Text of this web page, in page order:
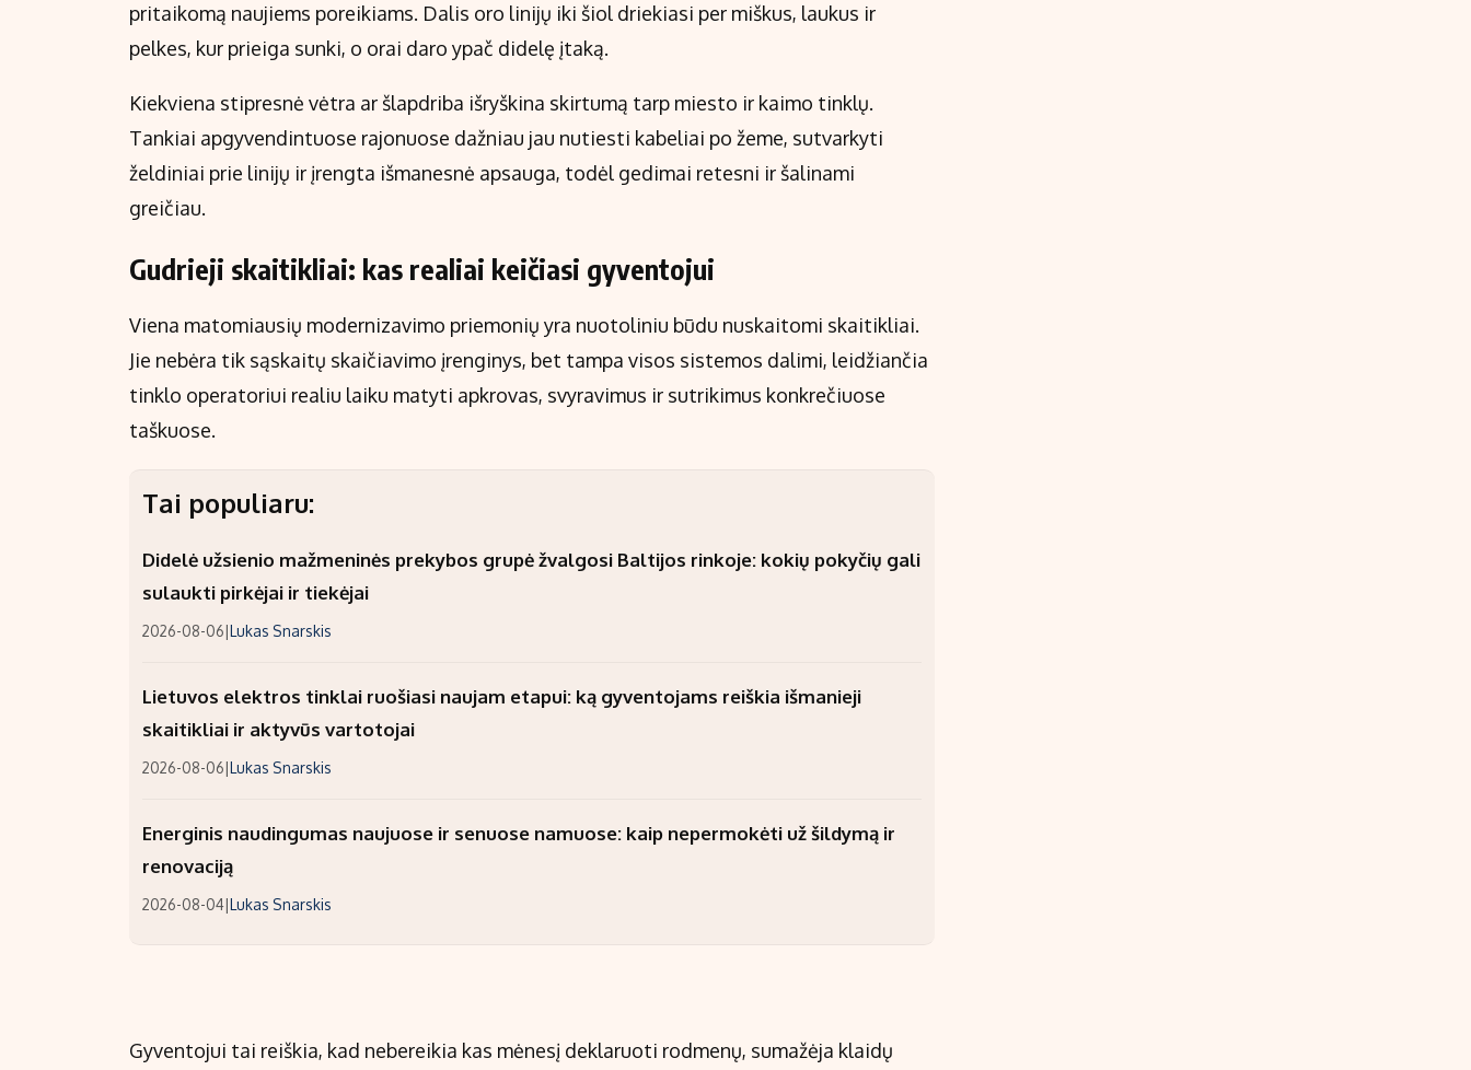
pritaikomą naujiems poreikiams. Dalis oro linijų iki šiol driekiasi per miškus, laukus ir
pelkes, kur prieiga sunki, o orai daro ypač didelę įtaką.
Kiekviena stipresnė vėtra ar šlapdriba išryškina skirtumą tarp miesto ir kaimo tinklų.
Tankiai apgyvendintuose rajonuose dažniau jau nutiesti kabeliai po žeme, sutvarkyti
želdiniai prie linijų ir įrengta išmanesnė apsauga, todėl gedimai retesni ir šalinami
greičiau.
Gudrieji skaitikliai: kas realiai keičiasi gyventojui
Viena matomiausių modernizavimo priemonių yra nuotoliniu būdu nuskaitomi skaitikliai.
Jie nebėra tik sąskaitų skaičiavimo įrenginys, bet tampa visos sistemos dalimi, leidžiančia
tinklo operatoriui realiu laiku matyti apkrovas, svyravimus ir sutrikimus konkrečiuose
taškuose.
Tai populiaru:
Didelė užsienio mažmeninės prekybos grupė žvalgosi Baltijos rinkoje: kokių pokyčių gali
sulaukti pirkėjai ir tiekėjai
2026-08-06|Lukas Snarskis
Lietuvos elektros tinklai ruošiasi naujam etapui: ką gyventojams reiškia išmanieji
skaitikliai ir aktyvūs vartotojai
2026-08-06|Lukas Snarskis
Energinis naudingumas naujuose ir senuose namuose: kaip nepermokėti už šildymą ir
renovaciją
2026-08-04|Lukas Snarskis
Gyventojui tai reiškia, kad nebereikia kas mėnesį deklaruoti rodmenų, sumažėja klaidų